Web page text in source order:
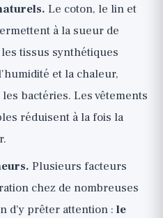
Le coton, le lin et
à la sueur de
tissus synthétiques
et la chaleur,
bactéries. Les vêtements
réduisent à la fois la
Plusieurs facteurs
chez de nombreuses
d'y prêter attention : le